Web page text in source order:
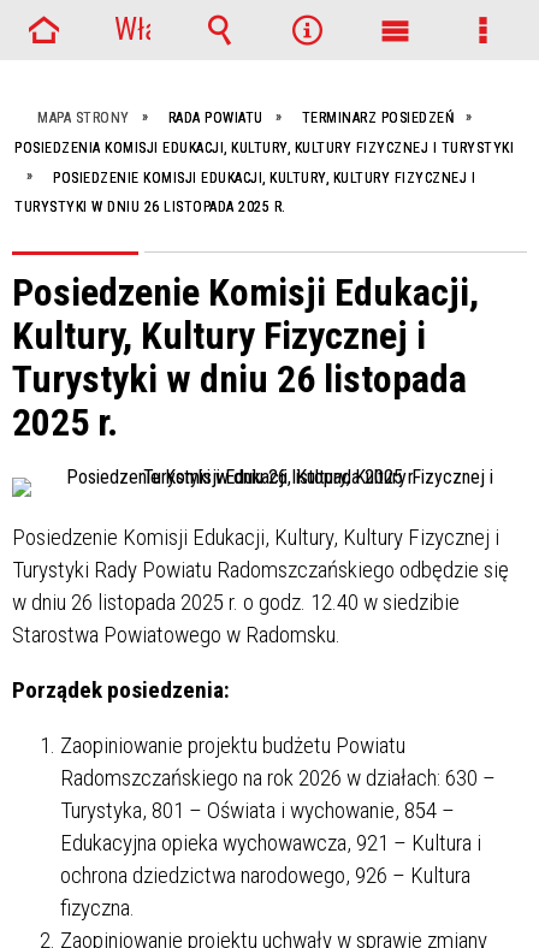
MAPA STRONY RADA POWIATU
TERMINARZ POSIEDZEŃ
POSIEDZENIA KOMISJI EDUKACJI, KULTURY, KULTURY FIZYCZNEJ I TURYSTYKI
POSIEDZENIE KOMISJI EDUKACJI, KULTURY, KULTURY FIZYCZNEJ I
TURYSTYKI W DNIU 26 LISTOPADA 2025 R.
Posiedzenie Komisji Edukacji,
Kultury, Kultury Fizycznej i
Turystyki w dniu 26 listopada
2025 r.
Posiedzenie Komisji Edukacji, Kultury, Kultury Fizycznej i
Turystyki Rady Powiatu Radomszczańskiego odbędzie się
w dniu 26 listopada 2025 r. o godz. 12.40 w siedzibie
Starostwa Powiatowego w Radomsku.
Porządek posiedzenia:
Zaopiniowanie projektu budżetu Powiatu
Radomszczańskiego na rok 2026 w działach: 630 –
Turystyka, 801 – Oświata i wychowanie, 854 –
Edukacyjna opieka wychowawcza, 921 – Kultura i
ochrona dziedzictwa narodowego, 926 – Kultura
fizyczna.
Zaopiniowanie projektu uchwały w sprawie zmiany
Włącz
główne